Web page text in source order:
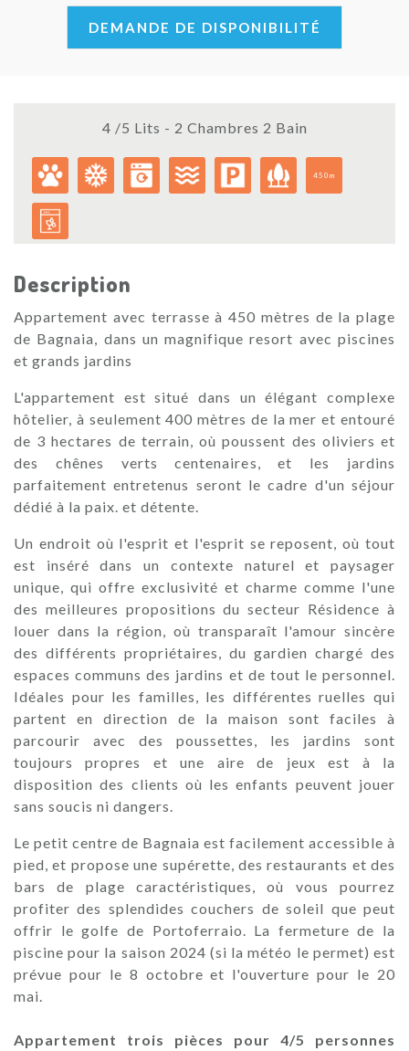
DEMANDE DE DISPONIBILITÉ
4 /5 Lits - 2 Chambres 2 Bain
450m
Description
Appartement avec terrasse à 450 mètres de la plage
de Bagnaia, dans un magnifique resort avec piscines
et grands jardins
L'appartement est situé dans un élégant complexe
hôtelier, à seulement 400 mètres de la mer et entouré
de 3 hectares de terrain, où poussent des oliviers et
des chênes verts centenaires, et les jardins
parfaitement entretenus seront le cadre d'un séjour
dédié à la paix. et détente.
Un endroit où l'esprit et l'esprit se reposent, où tout
est inséré dans un contexte naturel et paysager
unique, qui offre exclusivité et charme comme l'une
des meilleures propositions du secteur Résidence à
louer dans la région, où transparaît l'amour sincère
des différents propriétaires, du gardien chargé des
espaces communs des jardins et de tout le personnel.
Idéales pour les familles, les différentes ruelles qui
partent en direction de la maison sont faciles à
parcourir avec des poussettes, les jardins sont
toujours propres et une aire de jeux est à la
disposition des clients où les enfants peuvent jouer
sans soucis ni dangers.
Le petit centre de Bagnaia est facilement accessible à
pied, et propose une supérette, des restaurants et des
bars de plage caractéristiques, où vous pourrez
profiter des splendides couchers de soleil que peut
offrir le golfe de Portoferraio. La fermeture de la
piscine pour la saison 2024 (si la météo le permet) est
prévue pour le 8 octobre et l'ouverture pour le 20
mai.
Appartement trois pièces pour 4/5 personnes